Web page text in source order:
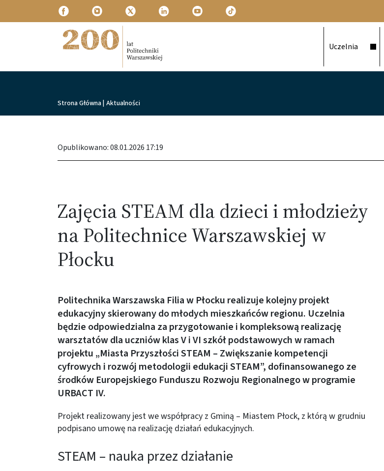
Przejdź do treści
Uczelnia
Ścieżka nawigacyjna
Strona Główna Aktualności
Opublikowano: 08.01.2026 17:19
Zajęcia STEAM dla dzieci i młodzieży
na Politechnice Warszawskiej w
Płocku
Politechnika Warszawska Filia w Płocku realizuje kolejny projekt
edukacyjny skierowany do młodych mieszkańców regionu. Uczelnia
będzie odpowiedzialna za przygotowanie i kompleksową realizację
warsztatów dla uczniów klas V i VI szkół podstawowych w ramach
projektu „Miasta Przyszłości STEAM – Zwiększanie kompetencji
cyfrowych i rozwój metodologii edukacji STEAM”, dofinansowanego ze
środków Europejskiego Funduszu Rozwoju Regionalnego w programie
URBACT IV.
Projekt realizowany jest we współpracy z Gminą – Miastem Płock, z którą w grudniu
podpisano umowę na realizację działań edukacyjnych.
STEAM – nauka przez działanie